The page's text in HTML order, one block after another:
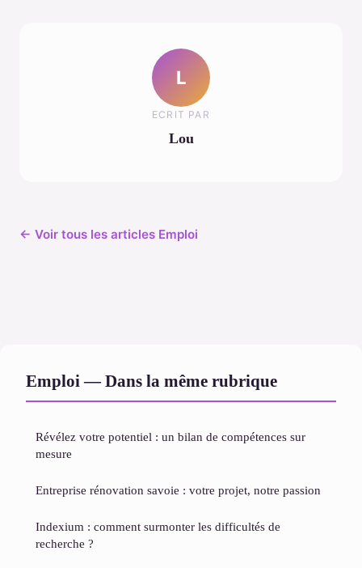
L
ECRIT PAR
Lou
← Voir tous les articles Emploi
Emploi — Dans la même rubrique
Révélez votre potentiel : un bilan de compétences sur
mesure
Entreprise rénovation savoie : votre projet, notre passion
Indexium : comment surmonter les difficultés de
recherche ?